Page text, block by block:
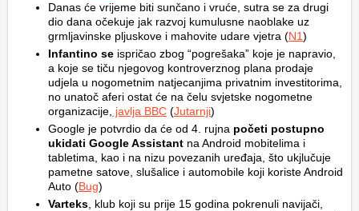
Danas će vrijeme biti sunčano i vruće, sutra se za drugi
dio dana očekuje jak razvoj kumulusne naoblake uz
grmljavinske pljuskove i mahovite udare vjetra (N1)
Infantino se ispričao zbog “pogrešaka” koje je napravio,
a koje se tiču njegovog kontroverznog plana prodaje
udjela u nogometnim natjecanjima privatnim investitorima,
no unatoč aferi ostat će na čelu svjetske nogometne
organizacije, javlja BBC (Jutarnji)
Google je potvrdio da će od 4. rujna početi postupno
ukidati Google Assistant na Android mobitelima i
tabletima, kao i na nizu povezanih uređaja, što ukjlučuje
pametne satove, slušalice i automobile koji koriste Android
Auto (Bug)
Varteks , klub koji su prije 15 godina pokrenuli navijači,